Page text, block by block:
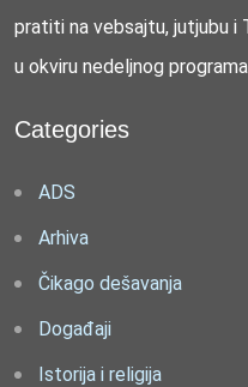
pratiti na vebsajtu, jutjubu i
u okviru nedeljnog
Categories
ADS
Arhiva
Čikago dešavanja
Događaji
Istorija i religija